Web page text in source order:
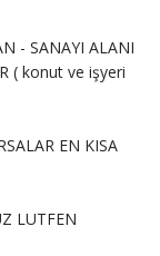
- SANAYI ALANI
( konut ve işyeri
EN KISA
LUTFEN